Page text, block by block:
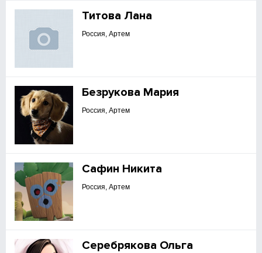
Титова Лана
Россия, Артем
Безрукова Мария
Россия, Артем
Сафин Никита
Россия, Артем
Серебрякова Ольга